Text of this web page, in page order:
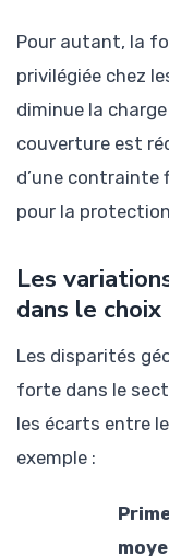
Pour autant, la
privilégiée chez
diminue la
couverture est
d’une contrainte
pour la
Les
dans le
Les disparités
forte dans le
les écarts entre
exemple :